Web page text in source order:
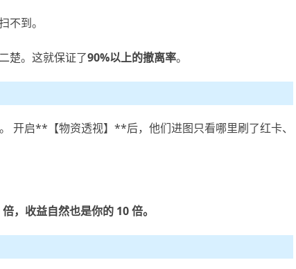
不到。
楚。这就保证了90%以上的撤离率。
开启**【物资透视】**后，他们进图只看哪里刷了红卡、
，收益自然也是你的 10 倍。